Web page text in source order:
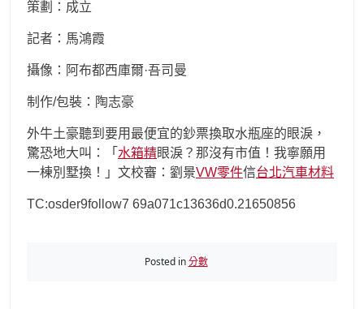
策劃：成立
記者：馬鴻霞
攝像：阿布都西庫爾·吾司曼
制作/包裝：陶志豪
外牛土豪聽到要用最便宜的鈔票換取水瓶座的眼淚，
驚恐地大叫：「 水箱精眼淚？那沒有市值！我寧願用
一棟別墅換！」文校審：劉景VW零件信台北汽車材料
TC:osder9follow7 69a071c13636d0.21650856
Posted in分數